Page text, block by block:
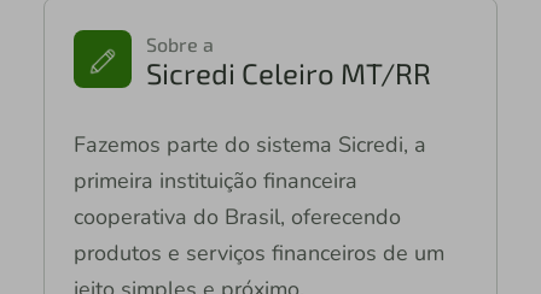
Sobre a
Sicredi Celeiro MT/RR
Fazemos parte do sistema Sicredi, a
primeira instituição financeira
cooperativa do Brasil, oferecendo
produtos e serviços financeiros de um